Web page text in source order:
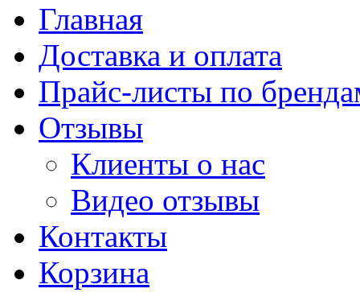
Главная
Доставка и оплата
Прайс-листы по
Отзывы
Клиенты о нас
Видео отзывы
Контакты
Корзина